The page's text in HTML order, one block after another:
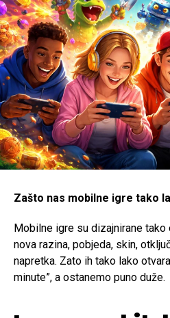
Zašto nas mobilne igre tako
Mobilne igre su dizajnirane tako
nova razina, pobjeda, skin,
napretka. Zato ih tako lako
minute”, a ostanemo puno duže.